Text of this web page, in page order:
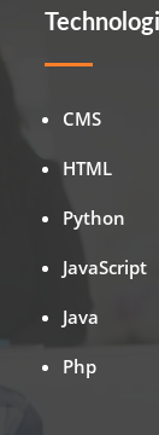
CMS
HTML
Python
JavaScript
Java
Php